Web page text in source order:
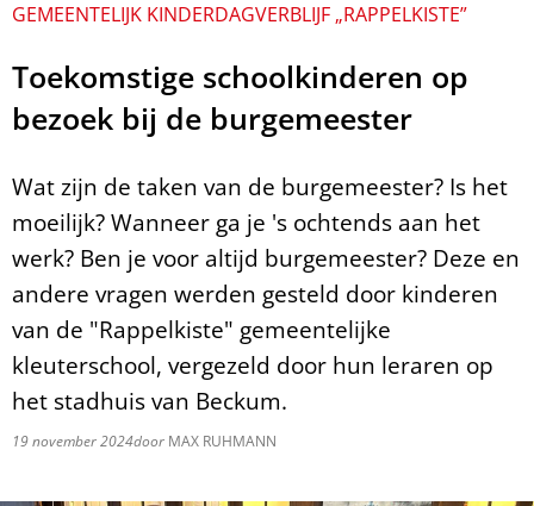
GEMEENTELIJK KINDERDAGVERBLIJF „RAPPELKISTE”
Toekomstige schoolkinderen op
bezoek bij de burgemeester
Wat zijn de taken van de burgemeester? Is het
moeilijk? Wanneer ga je 's ochtends aan het
werk? Ben je voor altijd burgemeester? Deze en
andere vragen werden gesteld door kinderen
van de "Rappelkiste" gemeentelijke
kleuterschool, vergezeld door hun leraren op
het stadhuis van Beckum.
19 november 2024door MAX RUHMANN